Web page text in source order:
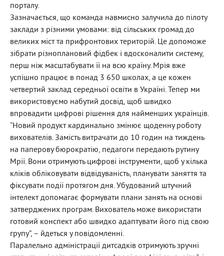
порталу.
Зазначається, що команда навмисно залучила до пілоту
заклади з різними умовами: від сільських громад до
великих міст та прифронтових територій. Це допоможе
зібрати різноплановий фідбек і вдосконалити систему,
перш ніж масштабувати її на всю країну. Мрія вже
успішно працює в понад 3 650 школах, а це кожен
четвертий заклад середньої освіти в Україні. Тепер ми
використовуємо набутий досвід, щоб швидко
впровадити цифрові рішення для найменших українців.
“Новий продукт кардинально змінює щоденну роботу
вихователів. Замість витрачати до 10 годин на тиждень
на паперову бюрократію, педагоги передають рутину
Мрії. Вони отримують цифрові інструменти, щоб у кілька
кліків обліковувати відвідуваність, планувати заняття та
фіксувати події протягом дня. Убудований штучний
інтелект допомагає формувати плани занять на основі
затверджених програм. Вихователь може використати
готовий конспект або швидко адаптувати його під свою
групу”, – йдеться у повідомленні.
Паралельно адміністрації дитсадків отримують зручні